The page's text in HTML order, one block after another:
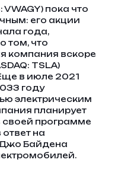
VWAGY) пока что
его акции
года,
том, что
компания вскоре
TSLA)
в июле 2021
году
электрическим
планирует
своей программе
на
Джо Байдена